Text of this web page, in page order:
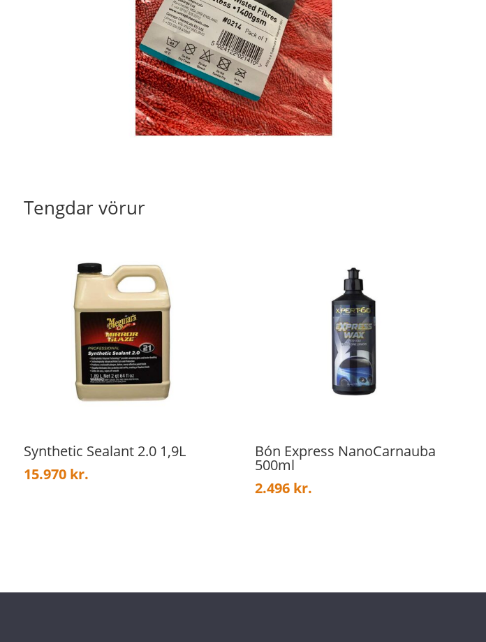
Tengdar vörur
Synthetic Sealant 2.0 1,9L
15.970 kr.
Bón Express NanoCarnauba
500ml
2.496 kr.